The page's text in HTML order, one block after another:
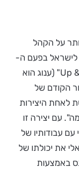
על הקהל
לישראל בפעם ה-
15, עם שתי עבודות. האחת - "Up & Down" (ענוג הוא
הקודם של
לאחת היצירות
עם יצירה זו
עבודותיו של
את יכולתו של
באמצעות